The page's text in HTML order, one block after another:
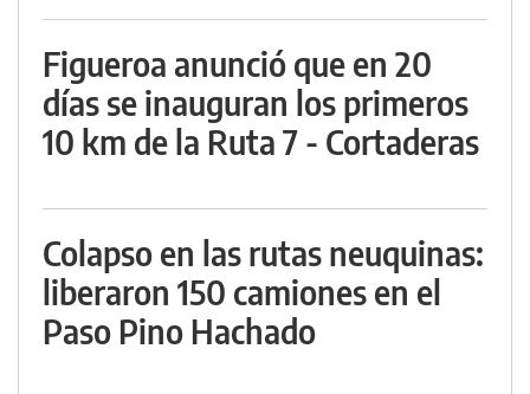
Figueroa anunció que en 20
días se inauguran los primeros
10 km de la Ruta 7 - Cortaderas
Colapso en las rutas neuquinas:
liberaron 150 camiones en el
Paso Pino Hachado